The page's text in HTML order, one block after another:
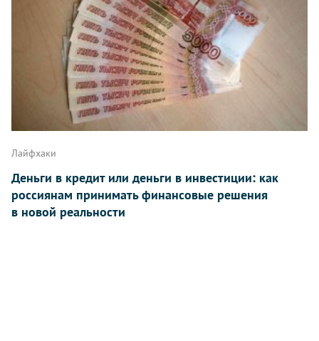
Лайфхаки
Деньги в кредит или деньги в инвестиции: как
россиянам принимать финансовые решения
в новой реальности